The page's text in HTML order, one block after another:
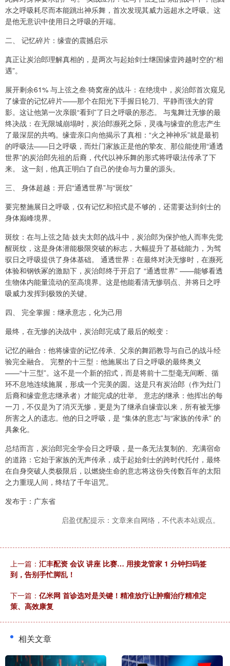
水之呼吸耗尽而本能跳出神乐舞，首次发现其威力远超水之呼吸。这
是他无意识中使用日之呼吸的开端。
二、 记忆碎片：缘壹的震撼启示
真正让炭治郎理解真相的，是两次与起始剑士继国缘壹跨越时空的“相
遇”。
展开剩余61% 与上弦之叁·猗窝座的战斗：在绝境中，炭治郎首次窥见
了缘壹的记忆碎片——那个在阳光下手握日轮刀、平静而强大的背
影。这让他第一次亲眼“看到”了日之呼吸的形态。 与鬼舞辻无惨的最
终决战：在无限城崩塌时，炭治郎濒死之际，灵魂与缘壹的意志产生
了最深层的共鸣。缘壹亲口向他揭示了真相：“火之神神乐”就是最初
的呼吸法——日之呼吸，而灶门家族正是他的挚友、那位能使用“通透
世界”的炭治郎先祖的后裔，代代以神乐舞的形式将呼吸法传承了下
来。 这一刻，他真正明白了自己的使命与力量的源头。
三、 身体超越：开启“通透世界”与“斑纹”
要完整施展日之呼吸，仅有记忆和招式是不够的，还需要达到剑士的
身体巅峰境界。
斑纹：在与上弦之陆·妓夫太郎的战斗中，炭治郎为保护他人而率先觉
醒斑纹，这是身体潜能极限突破的标志，大幅提升了基础能力，为驾
驭日之呼吸提供了身体基础。 通透世界：在最终对决无惨时，在濒死
体验和钢铁冢的激励下，炭治郎终于开启了 “通透世界” ——能够看透
生物体内能量流动的至高境界。这是他能看清无惨弱点、并将日之呼
吸威力发挥到极致的关键。
四、 完全掌握：继承意志，化为己用
最终，在无惨的决战中，炭治郎完成了最后的蜕变：
记忆的融合：他将缘壹的记忆传承、父亲的舞蹈教导与自己的战斗经
验完全融合。 完整的十三型：他施展出了日之呼吸的最终奥义
——“十三型”。这不是一个新的招式，而是将前十二型毫无间断、循
环不息地连续施展，形成一个完美的圆。这是只有炭治郎（作为灶门
后裔和缘壹意志继承者）才能完成的壮举。 意志的继承：他挥出的每
一刀，不仅是为了消灭无惨，更是为了继承自缘壹以来，所有被无惨
所害之人的遗志。他的日之呼吸，是 “集体的意志”与“家族的传承” 的
具象化。
总结而言，炭治郎完全学会日之呼吸，是一条无法复制的、充满宿命
的道路：它始于家族的无声传承，成于起始剑士的跨时代托付，最终
在自身突破人类极限后，以燃烧生命的意志将这份失传数百年的太阳
之力重现人间，终结了千年诅咒。
发布于：广东省
启盈优配提示：文章来自网络，不代表本站观点。
上一篇： 汇丰配资 会议 讲座 比赛… 用接龙管家 1 分钟扫码签
到，告别手忙脚乱！
下一篇： 亿米网 首诊选对是关键！精准放疗让肿瘤治疗精准定
策、高效康复
相关文章